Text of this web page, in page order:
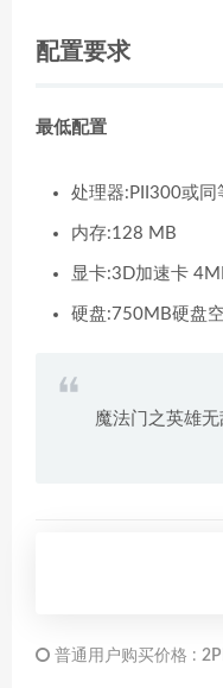
配置要求
最低配置
处理器:PII300或同
内存:128 MB
显卡:3D加速卡
硬盘:750MB硬盘空
魔法门之英雄无
普通用户购买价格 :